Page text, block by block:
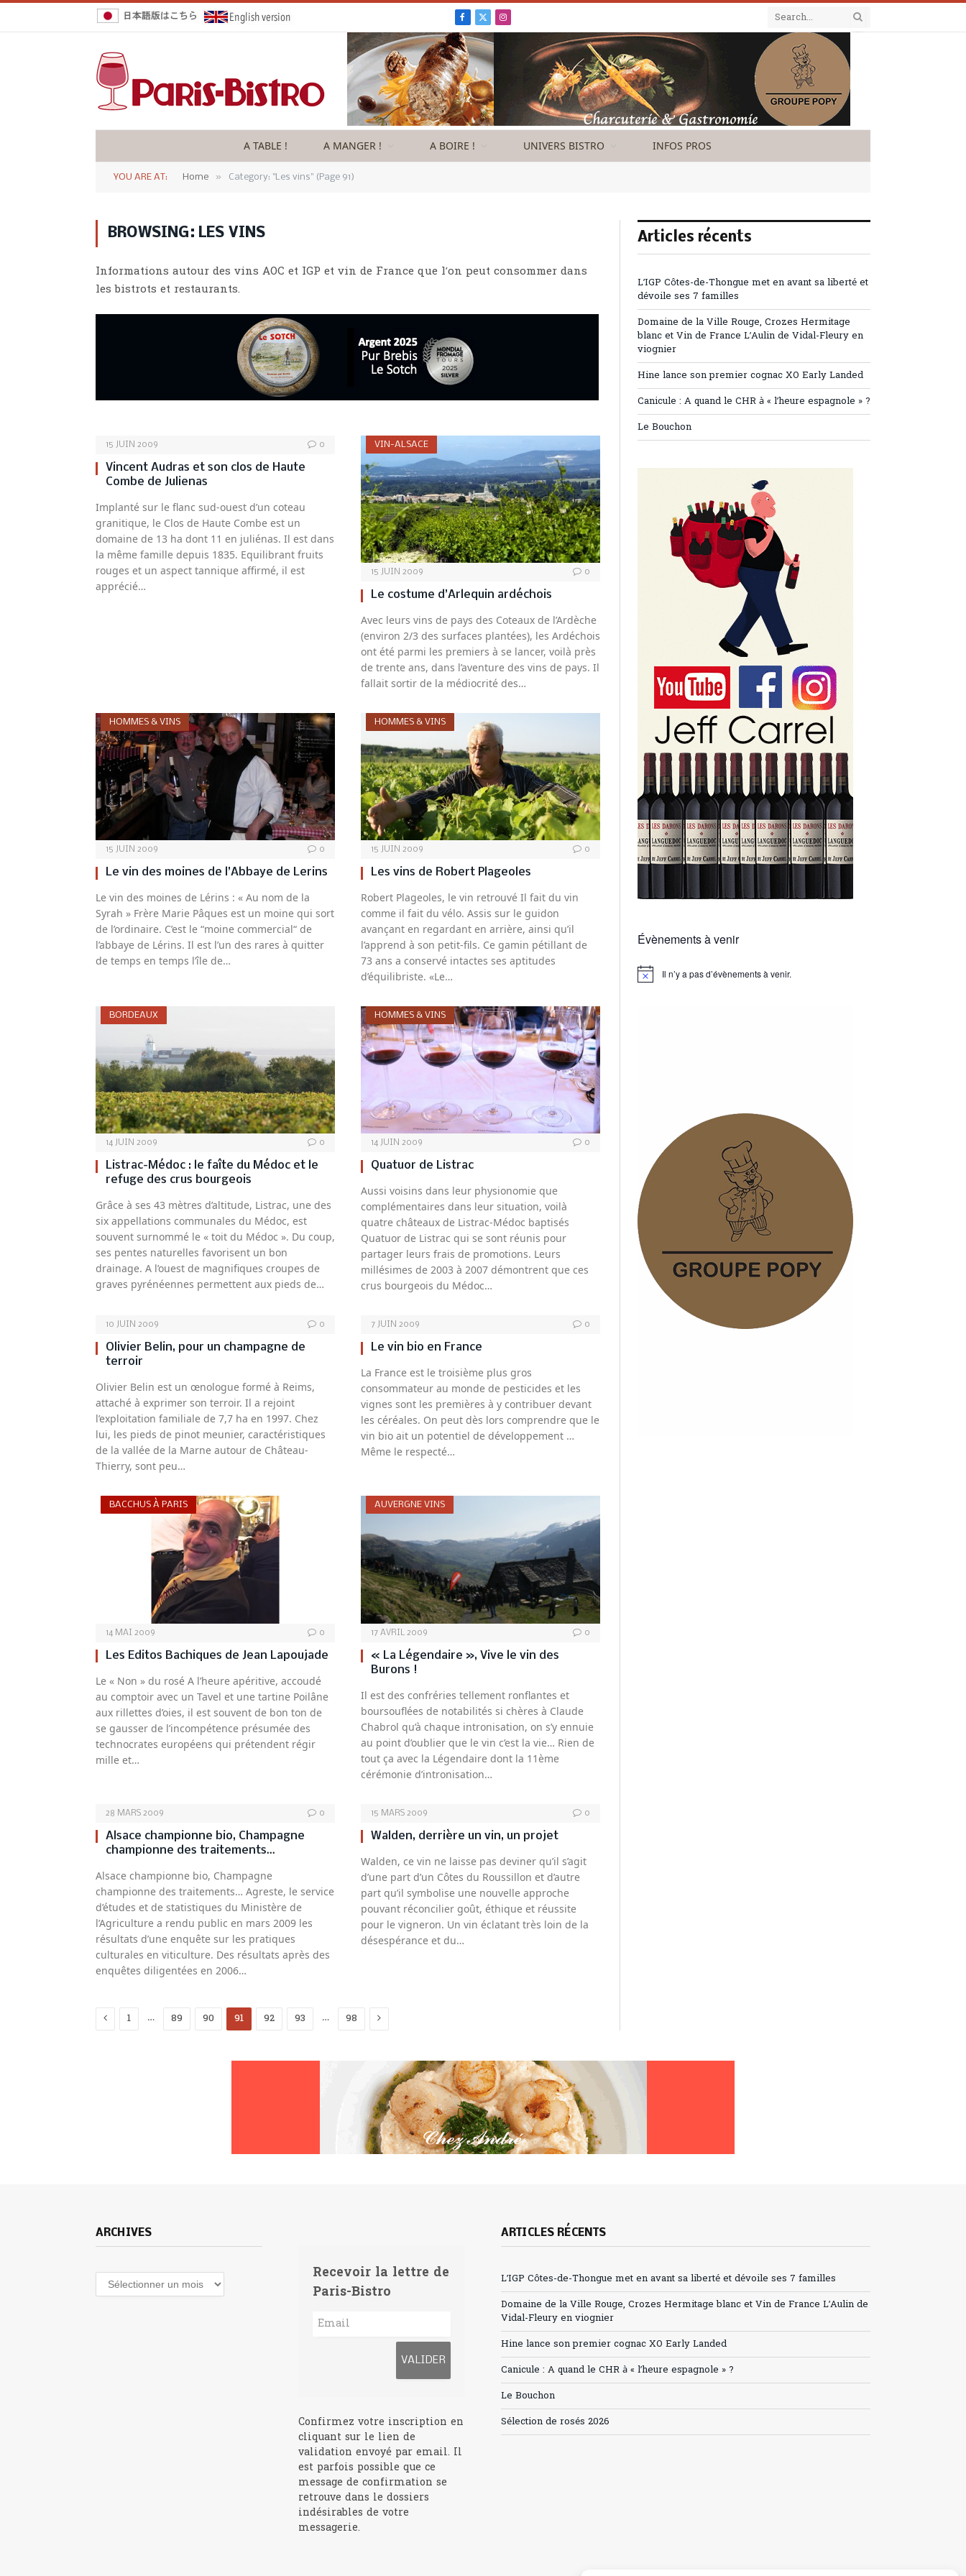
Facebook
X
(Twitter)
Instagram
A TABLE ! A MANGER ! A BOIRE ! UNIVERS BISTRO INFOS PROS
YOU ARE AT: Home » Category: "Les vins" (Page 91)
BROWSING: LES VINS
Informations autour des vins AOC et IGP et vin de France que l’on peut consommer dans
les bistrots et restaurants.
15 JUIN 2009 0
Vincent Audras et son clos de Haute
Combe de Julienas
Implanté sur le flanc sud-ouest d’un coteau
granitique, le Clos de Haute Combe est un
domaine de 13 ha dont 11 en juliénas. Il est dans
la même famille depuis 1835. Equilibrant fruits
rouges et un aspect tannique affirmé, il est
apprécié…
VIN-ALSACE
15 JUIN 2009 0
Le costume d’Arlequin ardéchois
Avec leurs vins de pays des Coteaux de l’Ardèche
(environ 2/3 des surfaces plantées), les Ardéchois
ont été parmi les premiers à se lancer, voilà près
de trente ans, dans l’aventure des vins de pays. Il
fallait sortir de la médiocrité des…
HOMMES & VINS
15 JUIN 2009 0
Le vin des moines de l’Abbaye de Lerins
Le vin des moines de Lérins : « Au nom de la
Syrah » Frère Marie Pâques est un moine qui sort
de l’ordinaire. C’est le “moine commercial“ de
l’abbaye de Lérins. Il est l’un des rares à quitter
de temps en temps l’île de…
HOMMES & VINS
15 JUIN 2009 0
Les vins de Robert Plageoles
Robert Plageoles, le vin retrouvé Il fait du vin
comme il fait du vélo. Assis sur le guidon
avançant en regardant en arrière, ainsi qu’il
l’apprend à son petit-fils. Ce gamin pétillant de
73 ans a conservé intactes ses aptitudes
d’équilibriste. «Le…
BORDEAUX
14 JUIN 2009 0
Listrac-Médoc : le faîte du Médoc et le
refuge des crus bourgeois
Grâce à ses 43 mètres d’altitude, Listrac, une des
six appellations communales du Médoc, est
souvent surnommé le « toit du Médoc ». Du coup,
ses pentes naturelles favorisent un bon
drainage. A l’ouest de magnifiques croupes de
graves pyrénéennes permettent aux pieds de…
HOMMES & VINS
14 JUIN 2009 0
Quatuor de Listrac
Aussi voisins dans leur physionomie que
complémentaires dans leur situation, voilà
quatre châteaux de Listrac-Médoc baptisés
Quatuor de Listrac qui se sont réunis pour
partager leurs frais de promotions. Leurs
millésimes de 2003 à 2007 démontrent que ces
crus bourgeois du Médoc…
10 JUIN 2009 0
Olivier Belin, pour un champagne de
terroir
Olivier Belin est un œnologue formé à Reims,
attaché à exprimer son terroir. Il a rejoint
l’exploitation familiale de 7,7 ha en 1997. Chez
lui, les pieds de pinot meunier, caractéristiques
de la vallée de la Marne autour de Château-
Thierry, sont peu…
7 JUIN 2009 0
Le vin bio en France
La France est le troisième plus gros
consommateur au monde de pesticides et les
vignes sont les premières à y contribuer devant
les céréales. On peut dès lors comprendre que le
vin bio ait un potentiel de développement …
Même le respecté…
BACCHUS À PARIS
14 MAI 2009 0
Les Editos Bachiques de Jean Lapoujade
Le « Non » du rosé A l’heure apéritive, accoudé
au comptoir avec un Tavel et une tartine Poilâne
aux rillettes d’oies, il est souvent de bon ton de
se gausser de l’incompétence présumée des
technocrates européens qui prétendent régir
mille et…
AUVERGNE VINS
17 AVRIL 2009 0
« La Légendaire », Vive le vin des
Burons !
Il est des confréries tellement ronflantes et
boursouflées de notabilités si chères à Claude
Chabrol qu’à chaque intronisation, on s’y ennuie
au point d’oublier que le vin c’est la vie… Rien de
tout ça avec la Légendaire dont la 11ème
cérémonie d’intronisation…
28 MARS 2009 0
Alsace championne bio, Champagne
championne des traitements…
Alsace championne bio, Champagne
championne des traitements… Agreste, le service
d’études et de statistiques du Ministère de
l’Agriculture a rendu public en mars 2009 les
résultats d’une enquête sur les pratiques
culturales en viticulture. Des résultats après des
enquêtes diligentées en 2006…
15 MARS 2009 0
Walden, derrière un vin, un projet
Walden, ce vin ne laisse pas deviner qu’il s’agit
d’une part d’un Côtes du Roussillon et d’autre
part qu’il symbolise une nouvelle approche
pouvant réconcilier goût, éthique et réussite
pour le vigneron. Un vin éclatant très loin de la
désespérance et du…
Previous
1 … 89 90 91 92 93 … 98 Next
Articles récents
L’IGP Côtes-de-Thongue met en avant sa liberté et
dévoile ses 7 familles
Domaine de la Ville Rouge, Crozes Hermitage
blanc et Vin de France L’Aulin de Vidal-Fleury en
viognier
Hine lance son premier cognac XO Early Landed
Canicule : A quand le CHR à « l’heure espagnole » ?
Le Bouchon
Évènements à venir
Notice Il n’y a pas d’évènements à venir.
ARCHIVES
Archives
Recevoir la lettre de
Paris-Bistro
Confirmez votre inscription en
cliquant sur le lien de
validation envoyé par email. Il
est parfois possible que ce
message de confirmation se
retrouve dans le dossiers
indésirables de votre
messagerie.
ARTICLES RÉCENTS
L’IGP Côtes-de-Thongue met en avant sa liberté et dévoile ses 7 familles
Domaine de la Ville Rouge, Crozes Hermitage blanc et Vin de France L’Aulin de
Vidal-Fleury en viognier
Hine lance son premier cognac XO Early Landed
Canicule : A quand le CHR à « l’heure espagnole » ?
Le Bouchon
Sélection de rosés 2026